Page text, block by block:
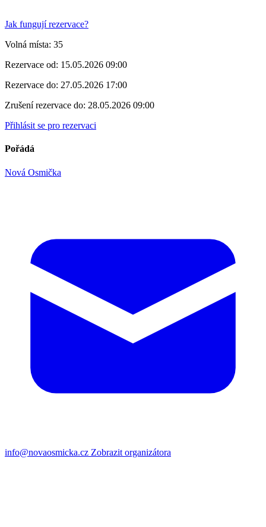
Jak fungují rezervace?
Volná místa: 35
Rezervace od: 15.05.2026 09:00
Rezervace do: 27.05.2026 17:00
Zrušení rezervace do: 28.05.2026 09:00
Přihlásit se pro rezervaci
Pořádá
Nová Osmička
info@novaosmicka.cz Zobrazit organizátora